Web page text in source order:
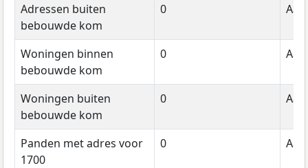
Adressen buiten
bebouwde kom
0
Woningen binnen
bebouwde kom
0
Woningen buiten
bebouwde kom
0
Panden met adres voor
1700
0